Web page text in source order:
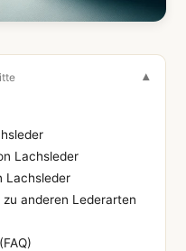
Lachsleder
Lachsleder
anderen Lederarten